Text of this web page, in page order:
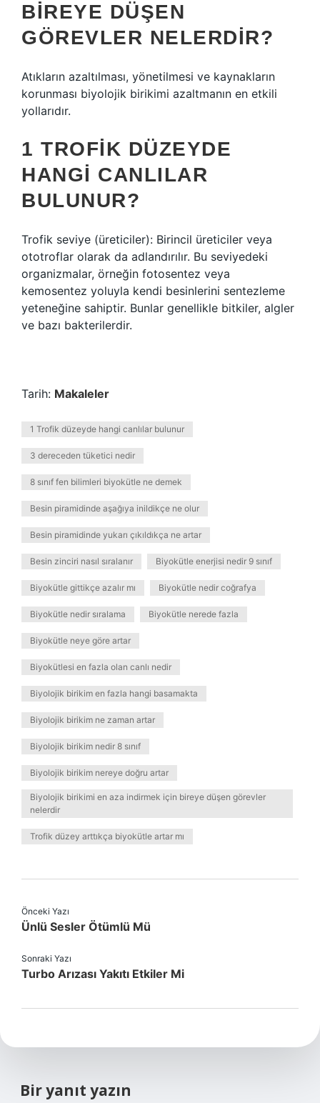
BIREYE DÜŞEN
GÖREVLER NELERDIR?
Atıkların azaltılması, yönetilmesi ve kaynakların
korunması biyolojik birikimi azaltmanın en etkili
yollarıdır.
1 TROFIK DÜZEYDE
HANGI CANLILAR
BULUNUR?
Trofik seviye (üreticiler): Birincil üreticiler veya
ototroflar olarak da adlandırılır. Bu seviyedeki
organizmalar, örneğin fotosentez veya
kemosentez yoluyla kendi besinlerini sentezleme
yeteneğine sahiptir. Bunlar genellikle bitkiler, algler
ve bazı bakterilerdir.
Tarih: Makaleler
1 Trofik düzeyde hangi canlılar bulunur
3 dereceden tüketici nedir
8 sınıf fen bilimleri biyokütle ne demek
Besin piramidinde aşağıya inildikçe ne olur
Besin piramidinde yukarı çıkıldıkça ne artar
Besin zinciri nasıl sıralanır Biyokütle enerjisi nedir 9 sınıf
Biyokütle gittikçe azalır mı Biyokütle nedir coğrafya
Biyokütle nedir sıralama Biyokütle nerede fazla
Biyokütle neye göre artar
Biyokütlesi en fazla olan canlı nedir
Biyolojik birikim en fazla hangi basamakta
Biyolojik birikim ne zaman artar
Biyolojik birikim nedir 8 sınıf
Biyolojik birikim nereye doğru artar
Biyolojik birikimi en aza indirmek için bireye düşen görevler
nelerdir
Trofik düzey arttıkça biyokütle artar mı
Önceki Yazı
Ünlü Sesler Ötümlü Mü
Sonraki Yazı
Turbo Arızası Yakıtı Etkiler Mi
Bir yanıt yazın